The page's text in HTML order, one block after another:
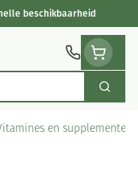
beschikbaarheid
Zoek
en supplementen